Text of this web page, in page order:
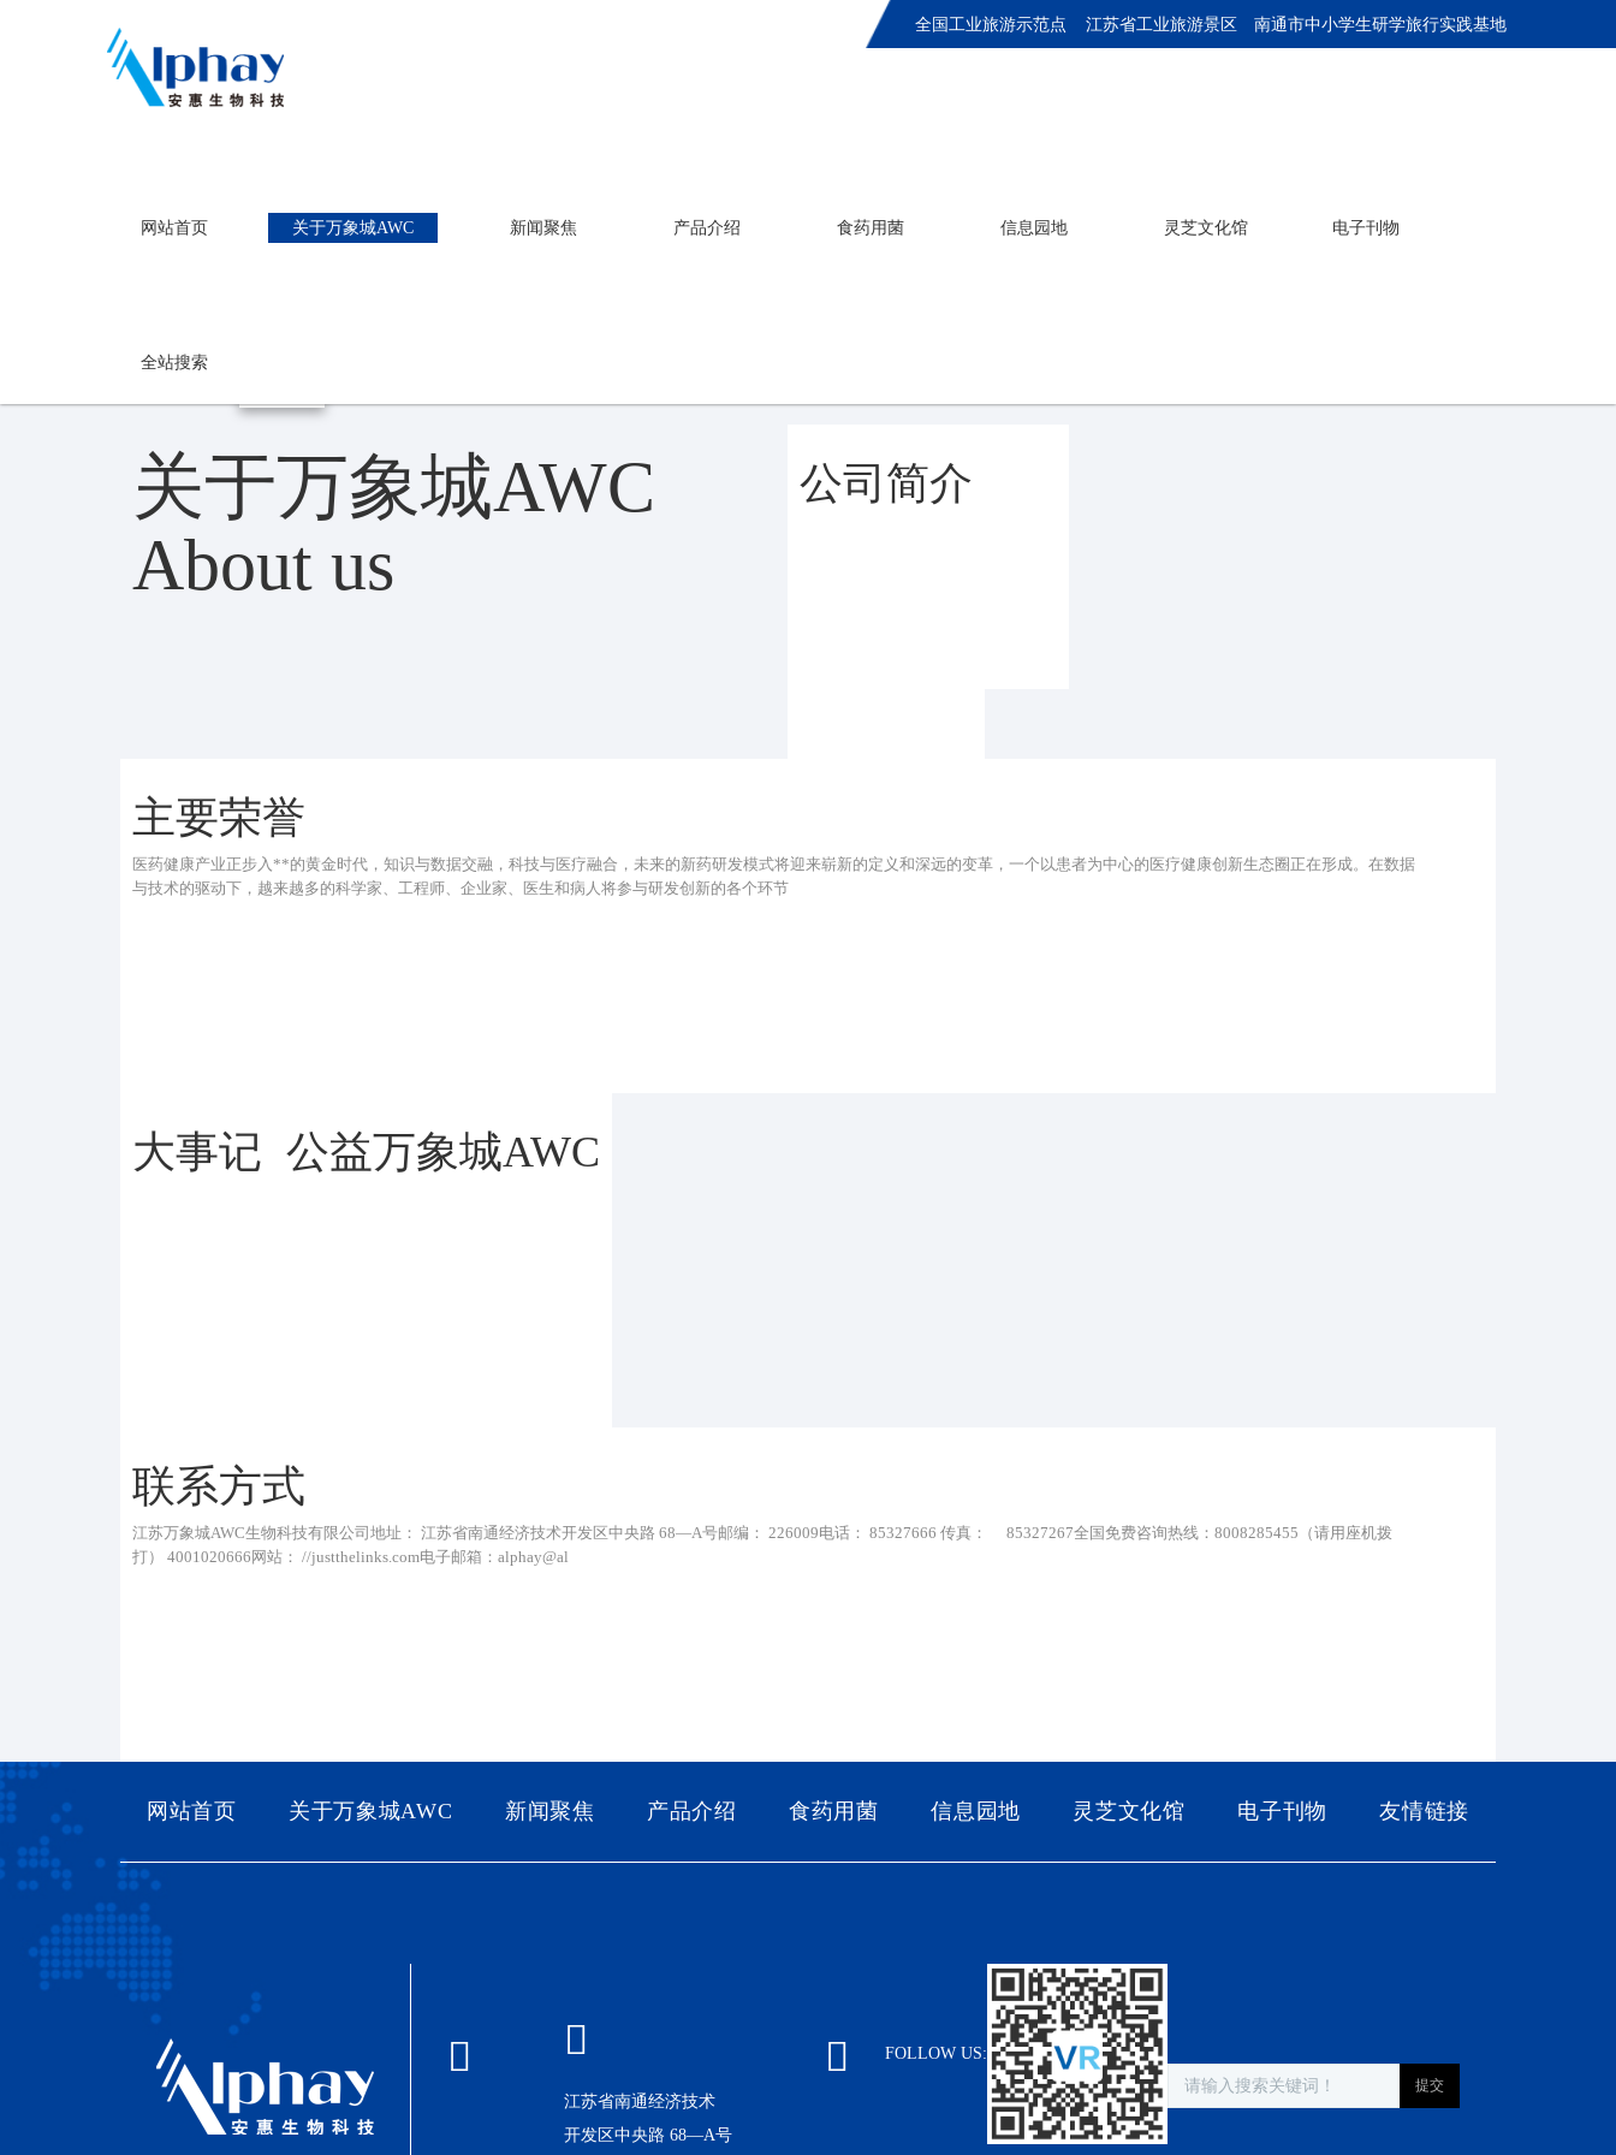
全国工业旅游示范点 江苏省工业旅游景区 南通市中小学生研学旅行实践基地
网站首页 关于万象城AWC 新闻聚焦 产品介绍 食药用菌 信息园地 灵芝文化馆 电子刊物
全站搜索
关于万象城AWC
关于万象城AWC
About us
公司简介
主要荣誉
医药健康产业正步入**的黄金时代，知识与数据交融，科技与医疗融合，未来的新药研发模式将迎来崭新的定义和深远的变革，一个以患者为中心的医疗健康创新生态圈正在形成。在数据
与技术的驱动下，越来越多的科学家、工程师、企业家、医生和病人将参与研发创新的各个环节
大事记 公益万象城AWC
联系方式
江苏万象城AWC生物科技有限公司地址： 江苏省南通经济技术开发区中央路 68—A号邮编： 226009电话： 85327666 传真： 85327267全国免费咨询热线：8008285455（请用座机拨
打） 4001020666网站： //justthelinks.com电子邮箱：alphay@al
网站首页 关于万象城AWC 新闻聚焦 产品介绍 食药用菌 信息园地 灵芝文化馆 电子刊物 友情链接
江苏省南通经济技术
开发区中央路 68—A号
FOLLOW US: